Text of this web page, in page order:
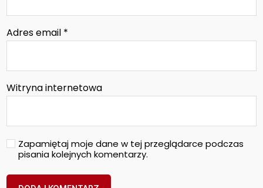
Adres email *
Witryna internetowa
Zapamiętaj moje dane w tej przeglądarce podczas
pisania kolejnych komentarzy.